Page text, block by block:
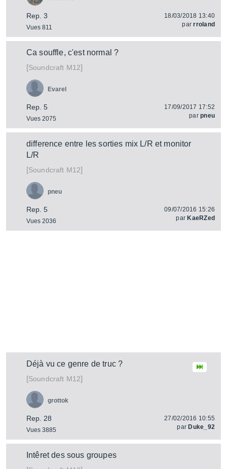
Rep. 3
Vues 811
18/03/2018 13:40
parrroland
Ca souffle, c'est normal ?
[Soundcraft M12]
Rep. 5
Vues 2075
Evarel
17/09/2017 17:52
parpneu
difference entre les sorties mix L/R et monitor
L/R
[Soundcraft M12]
Rep. 5
Vues 2036
pneu
09/07/2016 15:26
par KaeRZed
Déjà vu ce genre de truc ?
[Soundcraft M12]
Rep. 28
Vues 3885
grottok
27/02/2016 10:55
par Duke_92
Intêret des sous groupes